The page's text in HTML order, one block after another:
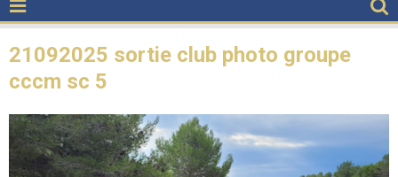
21092025 sortie club photo groupe
cccm sc 5